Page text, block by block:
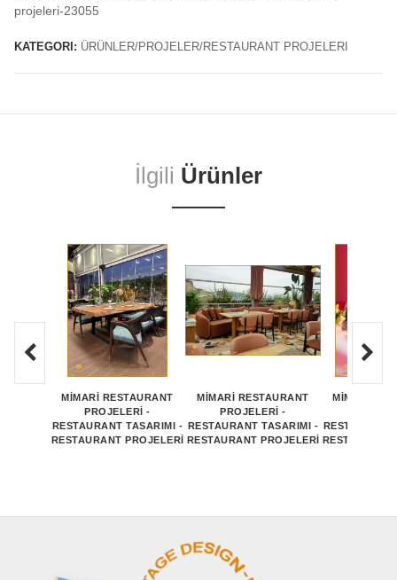
projeleri-23055
KATEGORI: ÜRÜNLER/PROJELER/RESTAURANT PROJELERI
İlgili Ürünler
MİMARİ RESTAURANT
PROJELERİ -
RESTAURANT TASARIMI -
RESTAURANT PROJELERİ
MİMARİ RESTAURANT
PROJELERİ -
RESTAURANT TASARIMI -
RESTAURANT PROJELERİ
MİMARİ
RESTAURANT